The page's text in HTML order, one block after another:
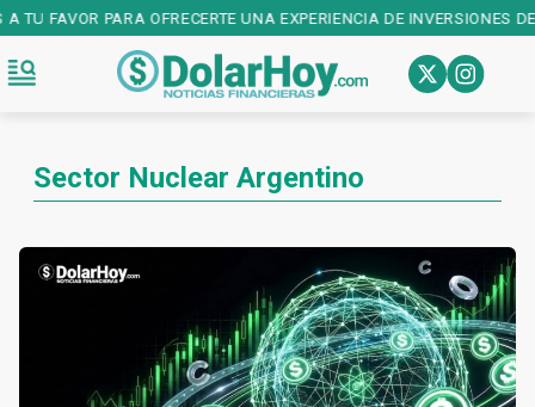
FAVOR PARA OFRECERTE UNA EXPERIENCIA DE INVERSIONES
Sector Nuclear Argentino